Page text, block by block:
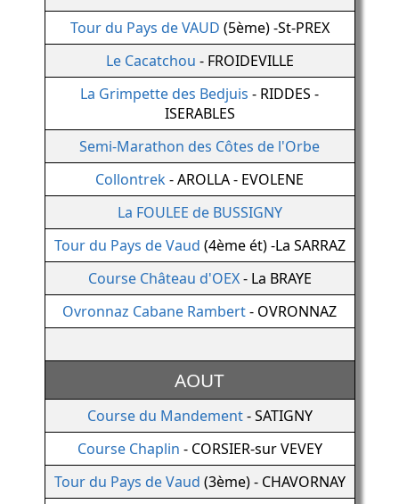
Tour du Pays de VAUD (5ème) -St-PREX
Le Cacatchou - FROIDEVILLE
La Grimpette des Bedjuis - RIDDES -
ISERABLES
Semi-Marathon des Côtes de l'Orbe
Collontrek- AROLLA - EVOLENE
La FOULEE de BUSSIGNY
Tour du Pays de Vaud (4ème ét) -La SARRAZ
Course Château d'OEX- La BRAYE
Ovronnaz Cabane Rambert- OVRONNAZ
AOUT
Course du Mandement- SATIGNY
Course Chaplin - CORSIER-sur VEVEY
Tour du Pays de Vaud (3ème) - CHAVORNAY